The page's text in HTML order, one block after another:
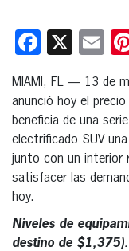
X
MIAMI, FL — 13 de
anunció hoy el
beneficia de una
electrificado SUV
junto con un interior
satisfacer las
hoy.
Niveles de
destino de $1,375).